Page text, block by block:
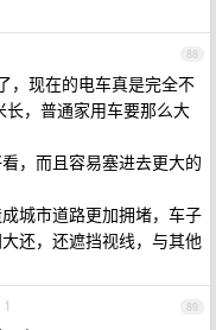
88
，现在的电车真是完全不
，普通家用车要那么大
，而且容易塞进去更大的
城市道路更加拥堵，车子
还，还遮挡视线，与其他
89
1